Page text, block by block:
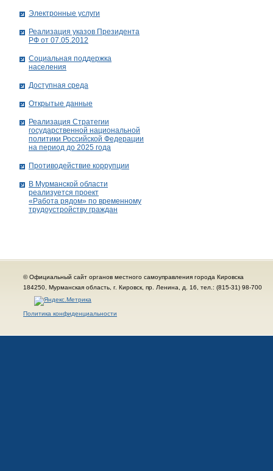
Электронные услуги
Реализация указов Президента
РФ от 07.05.2012
Социальная поддержка
населения
Доступная среда
Открытые данные
Реализация Стратегии
государственной национальной
политики Российской Федерации
на период до 2025 года
Противодействие коррупции
В Мурманской области
реализуется проект
«Работа рядом» по временному
трудоустройству граждан
© Официальный сайт органов местного самоуправления города Кировска
184250, Мурманская область, г. Кировск, пр. Ленина, д. 16, тел.: (815-31) 98-700
Политика конфиденциальности